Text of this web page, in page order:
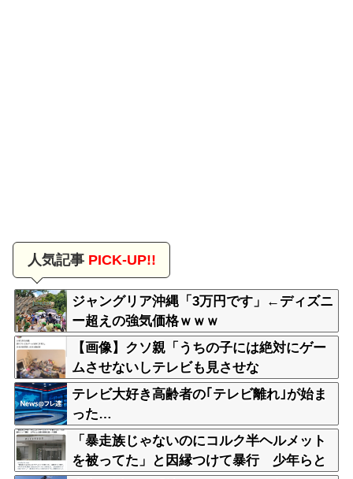
人気記事PICK-UP!!
ジャングリア沖縄「3万円です」←ディズニ
ー超えの強気価格ｗｗｗ
【画像】クソ親「うちの子には絶対にゲー
ムさせないしテレビも見させな
い！！！！！」
テレビ大好き高齢者の｢テレビ離れ｣が始ま
った…
「暴走族じゃないのにコルク半ヘルメット
を被ってた」と因縁つけて暴行 少年らと